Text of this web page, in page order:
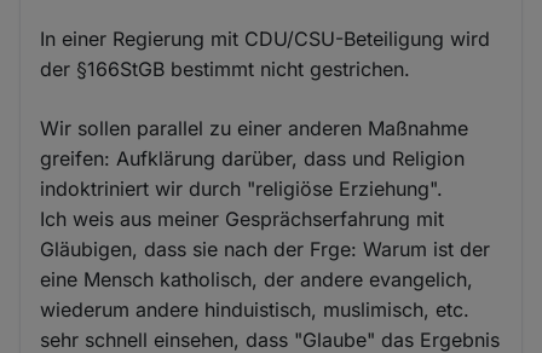
In einer Regierung mit CDU/CSU-Beteiligung wird
der §166StGB bestimmt nicht gestrichen.
Wir sollen parallel zu einer anderen Maßnahme
greifen: Aufklärung darüber, dass und Religion
indoktriniert wir durch "religiöse Erziehung".
Ich weis aus meiner Gesprächserfahrung mit
Gläubigen, dass sie nach der Frge: Warum ist der
eine Mensch katholisch, der andere evangelich,
wiederum andere hinduistisch, muslimisch, etc.
sehr schnell einsehen, dass "Glaube" das Ergebnis